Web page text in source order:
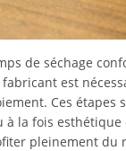
de séchage
est
Ces étapes
à la fois esthétique
pleinement du